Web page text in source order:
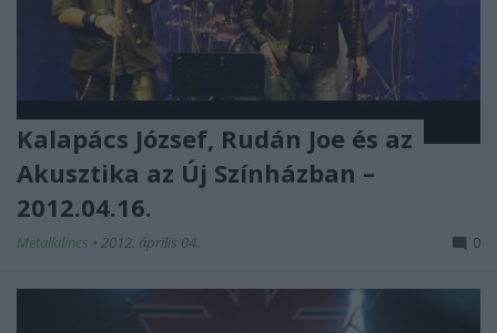
Kalapács József, Rudán Joe és az
Akusztika az Új Színházban –
2012.04.16.
Metalkilincs • 2012. április 04. 0